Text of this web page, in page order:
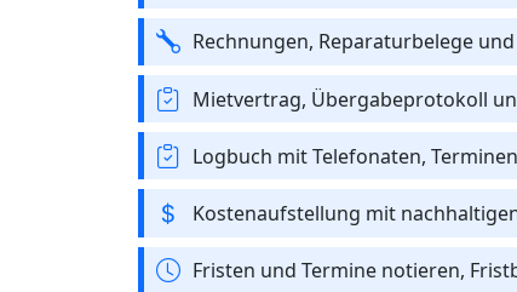
Rechnungen, Reparaturbelege
Mietvertrag, Übergabeprotokoll
Logbuch mit Telefonaten,
Kostenaufstellung mit
Fristen und Termine notieren,